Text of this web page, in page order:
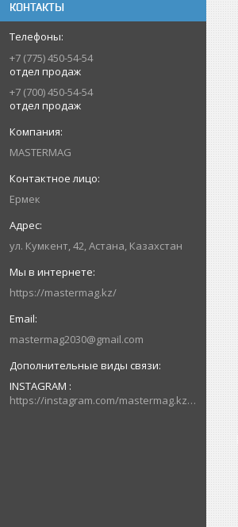
КОНТАКТЫ
+7 (775) 450-54-54
отдел продаж
+7 (700) 450-54-54
отдел продаж
MASTERMAG
Ермек
ул. Кумкент, 42, Астана, Казахстан
https://mastermag.kz/
mastermag2030@gmail.com
INSTAGRAM
https://instagram.com/mastermag.kz?igshid=NDk5N2NlZjQ=